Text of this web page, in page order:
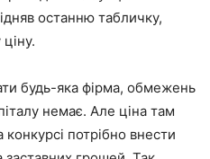
останню табличку,
будь-яка фірма, обмежень
немає. Але ціна там
потрібно внести